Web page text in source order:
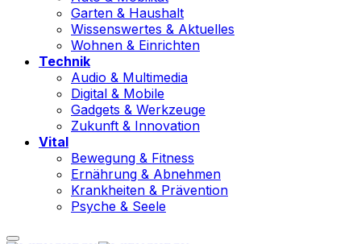
Garten & Haushalt
Wissenswertes & Aktuelles
Wohnen & Einrichten
Technik
Audio & Multimedia
Digital & Mobile
Gadgets & Werkzeuge
Zukunft & Innovation
Vital
Bewegung & Fitness
Ernährung & Abnehmen
Krankheiten & Prävention
Psyche & Seele